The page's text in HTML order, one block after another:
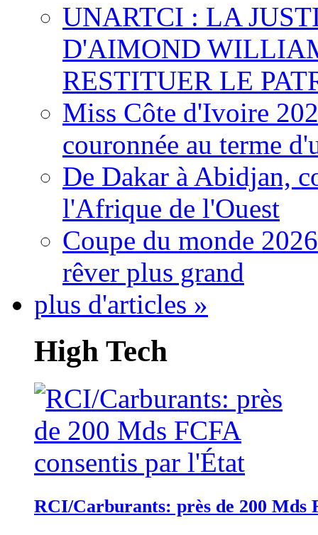
UNARTCI : LA
D'AIMOND
RESTITUER LE
Miss Côte d'Ivoire
couronnée au terme
De Dakar à Abidjan,
l'Afrique de l'Ouest
Coupe du monde
rêver plus grand
plus d'articles »
High Tech
RCI/Carburants: près de 200 Mds